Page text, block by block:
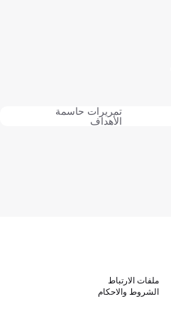
تمريرات حاسمة
الأهداف
ملفات الارتباط
الشروط والاحكام